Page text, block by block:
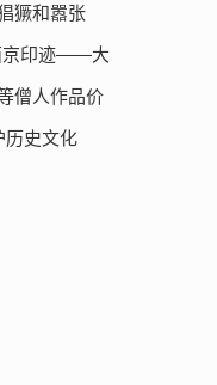
獗和嚣张
京印迹——大
僧人作品价
历史文化